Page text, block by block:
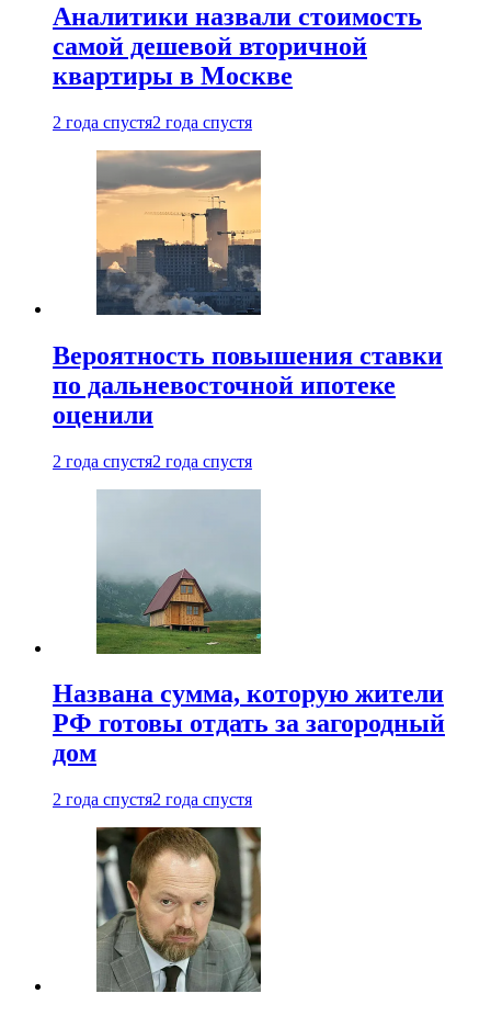
Аналитики назвали стоимость
самой дешевой вторичной
квартиры в Москве
2 года спустя2 года спустя
Вероятность повышения ставки
по дальневосточной ипотеке
оценили
2 года спустя2 года спустя
Названа сумма, которую жители
РФ готовы отдать за загородный
дом
2 года спустя2 года спустя